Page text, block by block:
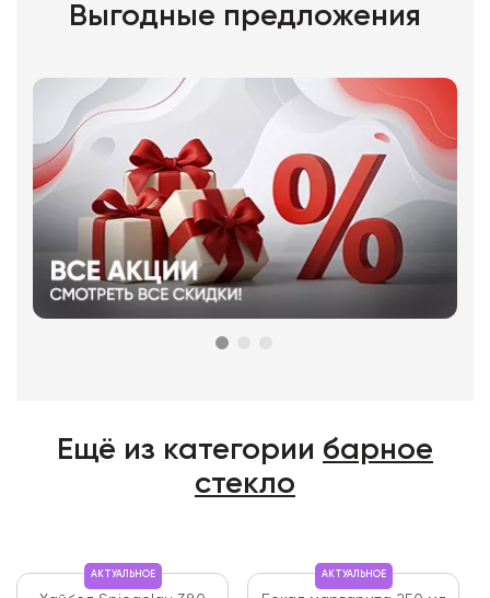
Выгодные предложения
Ещё из категории барное
стекло
АКТУАЛЬНОЕ АКТУАЛЬНОЕ